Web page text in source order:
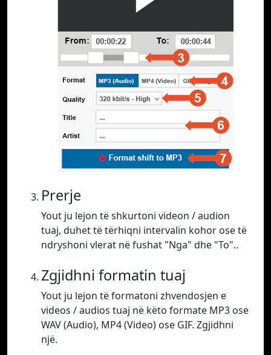
Prerje
Yout ju lejon të shkurtoni videon / audion
tuaj, duhet të tërhiqni intervalin kohor ose të
ndryshoni vlerat në fushat "Nga" dhe "To"..
Zgjidhni formatin tuaj
Yout ju lejon të formatoni zhvendosjen e
videos / audios tuaj në këto formate MP3 ose
WAV (Audio), MP4 (Video) ose GIF. Zgjidhni
një.